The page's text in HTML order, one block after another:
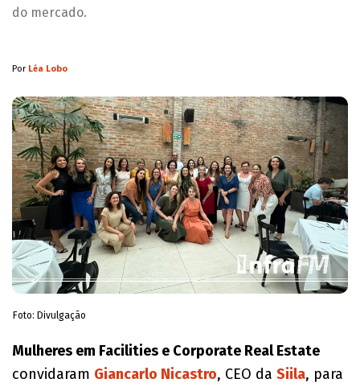
do mercado.
Por Léa Lobo
Foto: Divulgação
Mulheres em Facilities e Corporate Real Estate
convidaram Giancarlo Nicastro, CEO da Siila, para